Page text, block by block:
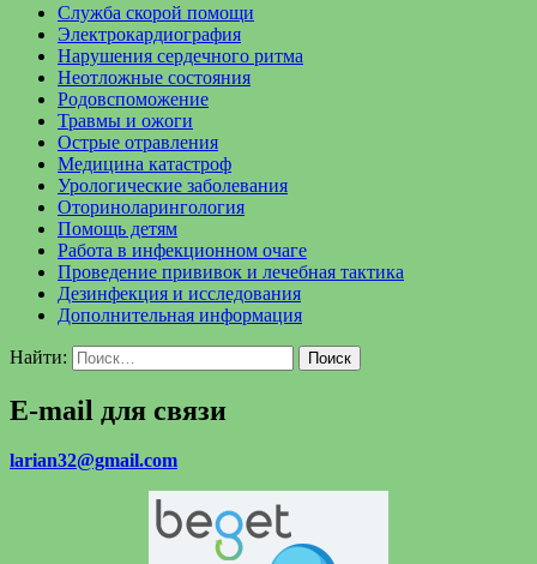
Служба скорой помощи
Электрокардиография
Нарушения сердечного ритма
Неотложные состояния
Родовспоможение
Травмы и ожоги
Острые отравления
Медицина катастроф
Урологические заболевания
Оториноларингология
Помощь детям
Работа в инфекционном очаге
Проведение прививок и лечебная тактика
Дезинфекция и исследования
Дополнительная информация
Найти:
E-mail для связи
larian32@gmail.com